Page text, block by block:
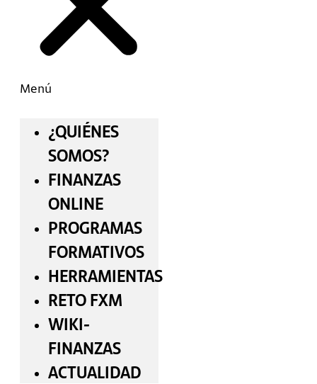
Menú
¿QUIÉNES
SOMOS?
FINANZAS
ONLINE
PROGRAMAS
FORMATIVOS
HERRAMIENTAS
RETO FXM
WIKI-
FINANZAS
ACTUALIDAD